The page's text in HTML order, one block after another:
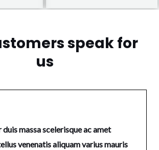
speak for
us
duis massa scelerisque ac amet
venenatis aliquam varius mauris